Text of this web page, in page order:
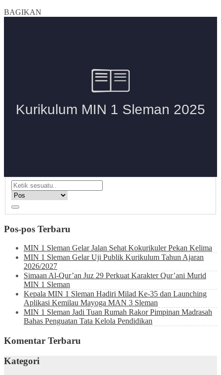
BAGIKAN
Pos-pos Terbaru
MIN 1 Sleman Gelar Jalan Sehat Kokurikuler Pekan Kelima
MIN 1 Sleman Gelar Uji Publik Kurikulum Tahun Ajaran
2026/2027
Simaan Al-Qur’an Juz 29 Perkuat Karakter Qur’ani Murid
MIN 1 Sleman
Kepala MIN 1 Sleman Hadiri Milad Ke-35 dan Launching
Aplikasi Kemilau Mayoga MAN 3 Sleman
MIN 1 Sleman Jadi Tuan Rumah Rakor Pimpinan Madrasah
Bahas Penguatan Tata Kelola Pendidikan
Komentar Terbaru
Kategori